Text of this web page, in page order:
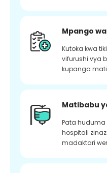
Mpango
Kutoka kwa
vifurushi vya
kupanga
Matibabu
Pata huduma
hospitali
madaktari